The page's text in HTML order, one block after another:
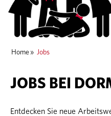
Home » Jobs
JOBS BEI
Entdecken Sie neue